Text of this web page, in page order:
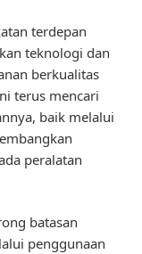
terdepan
teknologi dan
berkualitas
terus mencari
baik melalui
peralatan
batasan
penggunaan